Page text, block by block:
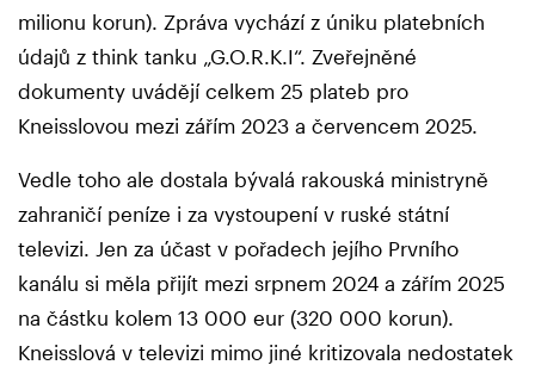
milionu korun). Zpráva vychází z úniku platebních
údajů z think tanku „G.O.R.K.I“. Zveřejněné
dokumenty uvádějí celkem 25 plateb pro
Kneisslovou mezi zářím 2023 a červencem 2025.
Vedle toho ale dostala bývalá rakouská ministryně
zahraničí peníze i za vystoupení v ruské státní
televizi. Jen za účast v pořadech jejího Prvního
kanálu si měla přijít mezi srpnem 2024 a zářím 2025
na částku kolem 13 000 eur (320 000 korun).
Kneisslová v televizi mimo jiné kritizovala nedostatek